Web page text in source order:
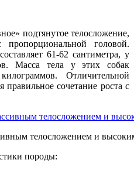
подтянутое телосложение,
головой.
61-62 сантиметра, у
Масса тела у этих собак
Отличительной
правильное сочетание роста с
телосложением и
породы: